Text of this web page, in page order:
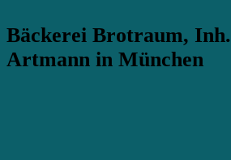
Bäckerei Brotraum,
Artmann in München